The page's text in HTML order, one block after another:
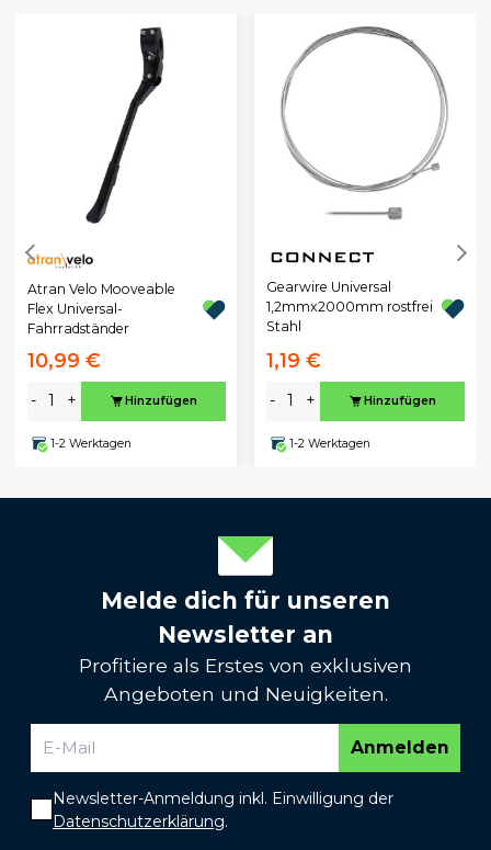
Atran Velo Mooveable
Flex Universal-
Fahrradständer
10,99 €
- + Hinzufügen
1-2 Werktagen
Gearwire Universal
1,2mmx2000mm rostfrei
Stahl
1,19 €
- + Hinzufügen
1-2 Werktagen
Melde dich für unseren
Newsletter an
Profitiere als Erstes von exklusiven
Angeboten und Neuigkeiten.
Anmelden
Newsletter-Anmeldung inkl. Einwilligung der
Datenschutzerklärung.